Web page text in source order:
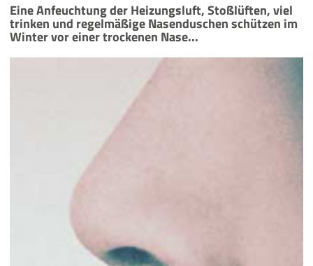
Eine Anfeuchtung der Heizungsluft, Stoßlüften, viel
trinken und regelmäßige Nasenduschen schützen im
Winter vor einer trockenen Nase...